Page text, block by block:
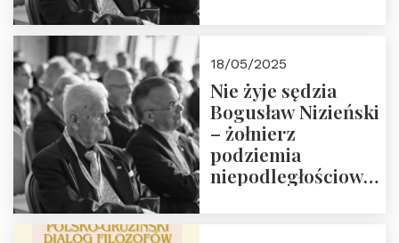
18/05/2025
Nie żyje sędzia
Bogusław Nizieński
– żołnierz
podziemia
niepodległościowego